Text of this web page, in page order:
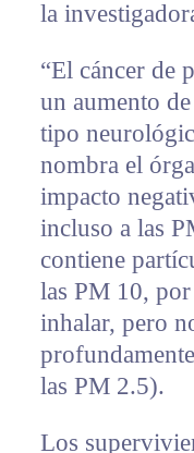
la
“El cáncer de
un aumento
tipo
nombra el
impacto
incluso a las
contiene
las PM 10,
inhalar, pero
las PM 2.5).
Los